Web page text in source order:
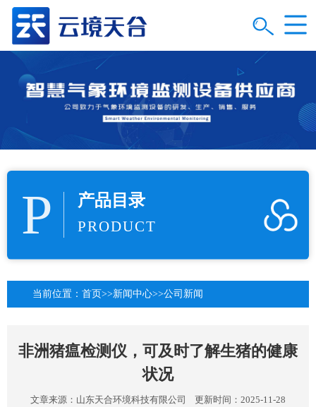
P 产品目录
PRODUCT
当前位置： 首页>>新闻中心>>公司新闻
非洲猪瘟检测仪，可及时了解生猪的健康
状况
文章来源： 山东天合环境科技有限公司
更新时间：2025-11-28